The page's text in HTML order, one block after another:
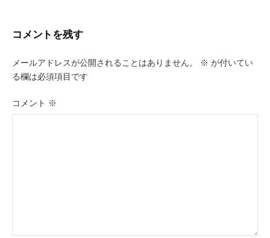
ビ
ゲ
ー
シ
コメントを残す
メールアドレスが公開されることはありません。 ※ が付いてい
る欄は必須項目です
コメント ※